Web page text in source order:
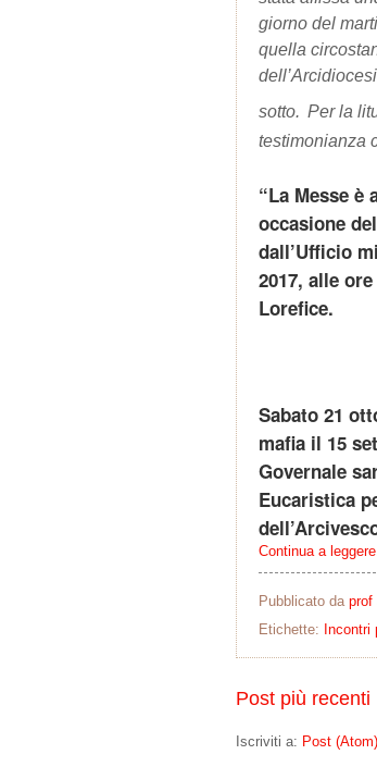
giorno del
quella
sotto. Per la
testimonianza
“La Messe è
occasione
dall’Ufficio
2017, alle
Lorefice.
Sabato 21
mafia il 15
Governale
Eucaristica
Continua a
Pubblicato da prof
Etichette: Incontri
Post più recenti
Iscriviti a: Post (Atom)